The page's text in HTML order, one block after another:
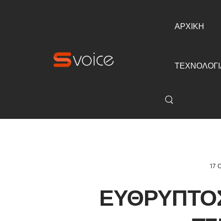
ΑΡΧΙΚΗ
17